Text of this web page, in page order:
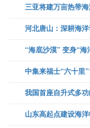
三亚将建万亩热带
河北唐山：深耕海
“海底沙漠” 变身“海
我国首座自升式多
山东高起点建设海